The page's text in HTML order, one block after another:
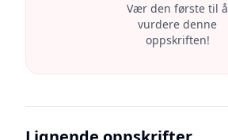
Vær den første til å
vurdere denne
oppskriften!